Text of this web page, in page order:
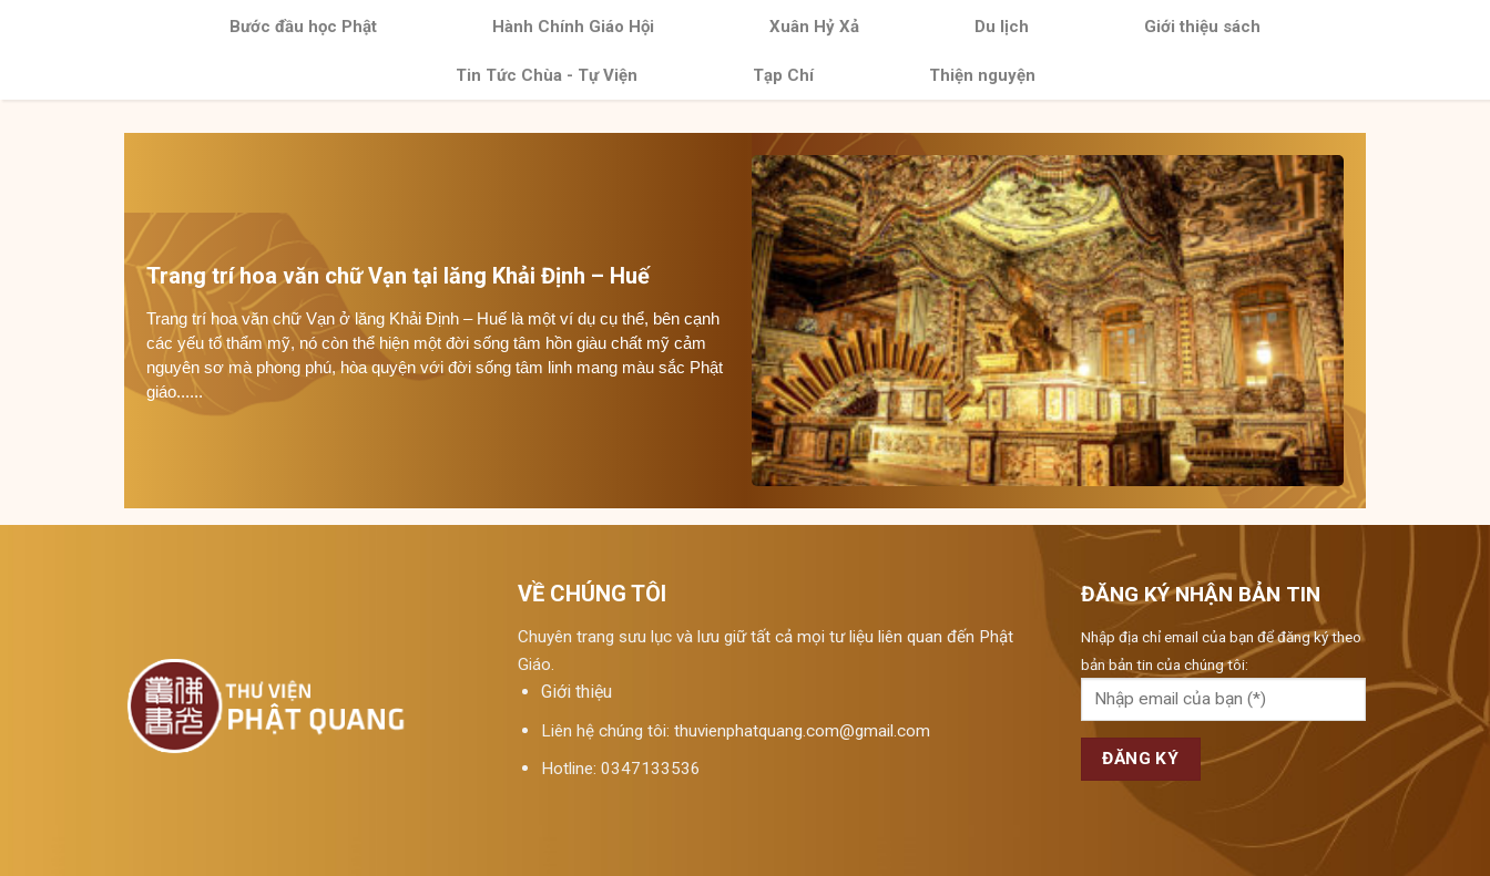
Bước đầu học Phật Hành Chính Giáo Hội Xuân Hỷ Xả Du lịch Giới thiệu sách
Tin Tức Chùa - Tự Viện Tạp Chí Thiện nguyện
Trang trí hoa văn chữ Vạn tại lăng Khải Định – Huế
Trang trí hoa văn chữ Vạn ở lăng Khải Định – Huế là một ví dụ cụ thể, bên cạnh
các yếu tố thẩm mỹ, nó còn thể hiện một đời sống tâm hồn giàu chất mỹ cảm
nguyên sơ mà phong phú, hòa quyện với đời sống tâm linh mang màu sắc Phật
giáo......
VỀ CHÚNG TÔI
Chuyên trang sưu lục và lưu giữ tất cả mọi tư liệu liên quan đến Phật
Giáo.
Giới thiệu
Liên hệ chúng tôi: thuvienphatquang.com@gmail.com
Hotline: 0347133536
ĐĂNG KÝ NHẬN BẢN TIN
Nhập địa chỉ email của bạn để đăng ký theo
bản bản tin của chúng tôi: